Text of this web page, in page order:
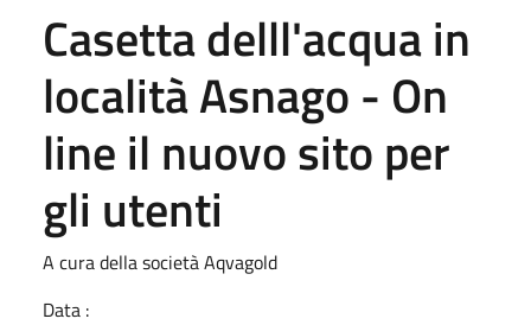
Casetta delll'acqua in
località Asnago - On
line il nuovo sito per
gli utenti
A cura della società Aqvagold
Data :